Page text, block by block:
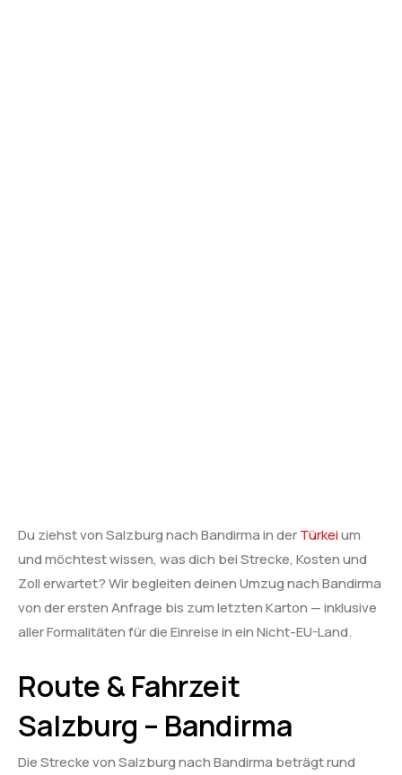
Du ziehst von Salzburg nach Bandirma in derTürkeium
und möchtest wissen, was dich bei Strecke, Kosten und
Zoll erwartet? Wir begleiten deinen Umzug nach Bandirma
von der ersten Anfrage bis zum letzten Karton — inklusive
aller Formalitäten für die Einreise in ein Nicht-EU-Land.
Route & Fahrzeit
Salzburg – Bandirma
Die Strecke von Salzburg nach Bandirma beträgt rund